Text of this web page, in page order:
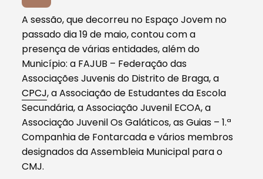
A sessão, que decorreu no Espaço Jovem no
passado dia 19 de maio, contou com a
presença de várias entidades, além do
Município: a FAJUB – Federação das
Associações Juvenis do Distrito de Braga, a
CPCJ, a Associação de Estudantes da Escola
Secundária, a Associação Juvenil ECOA, a
Associação Juvenil Os Galáticos, as Guias – 1.ª
Companhia de Fontarcada e vários membros
designados da Assembleia Municipal para o
CMJ.